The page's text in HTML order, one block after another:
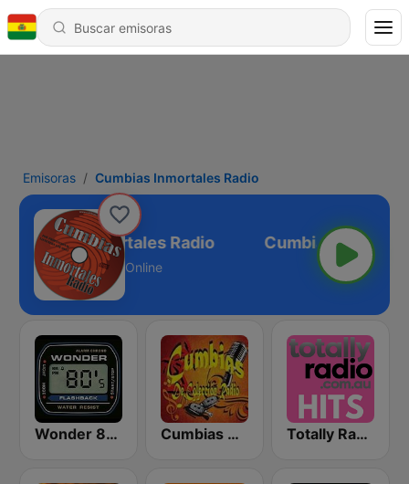
Emisoras Cumbias Inmortales Radio
Cumbias Inmortales Radio
Online
Wonder 80's Cumbias De Colección Totally Radio Hits